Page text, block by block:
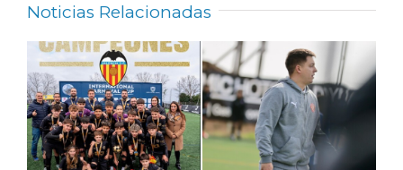
Noticias Relacionadas